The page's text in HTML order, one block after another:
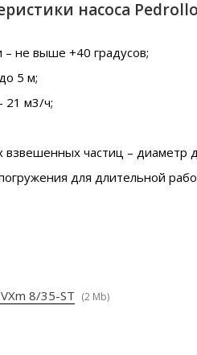
насоса
не выше +40 градусов;
5 м;
21 м3/ч;
частиц – диаметр
для длительной
8/35-ST (2 Mb)